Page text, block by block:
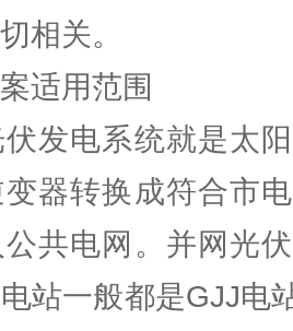
相关。
用范围
电系统就是太阳
器转换成符合市
共电网。并网光
站一般都是GJJ电